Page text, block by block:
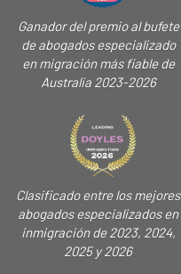
Ganador del premio al bufete
de abogados especializado
en migración más fiable de
Australia 2023-2026
Clasificado entre los mejores
abogados especializados en
inmigración de 2023, 2024,
2025 y 2026